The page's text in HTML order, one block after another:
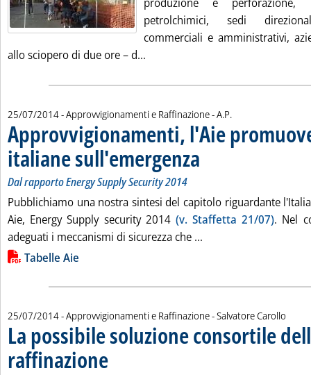
petrolchimici, sedi
commerciali e amministrativi,
allo sciopero di due ore – d...
25/07/2014- Approvvigionamenti e Raffinazione -di:
A.P.
Approvvigionamenti, l'Aie
italiane sull'emergenza . Sottotitolo: Dal rapporto
. Pubblicata venerdì 25 luglio
Dal rapporto Energy Supply Security 2014
Pubblichiamo una nostra sintesi del capitolo riguardante
Aie, Energy Supply security 2014 (v. Staffetta 21/07). Nel
adeguati i meccanismi di sicurezza che ...
Lista allegati PDF alla notizia
Tabelle Aie
25/07/2014- Approvvigionamenti e Raffinazione -di:
Salvatore Carollo
La possibile soluzione consortile
raffinazione